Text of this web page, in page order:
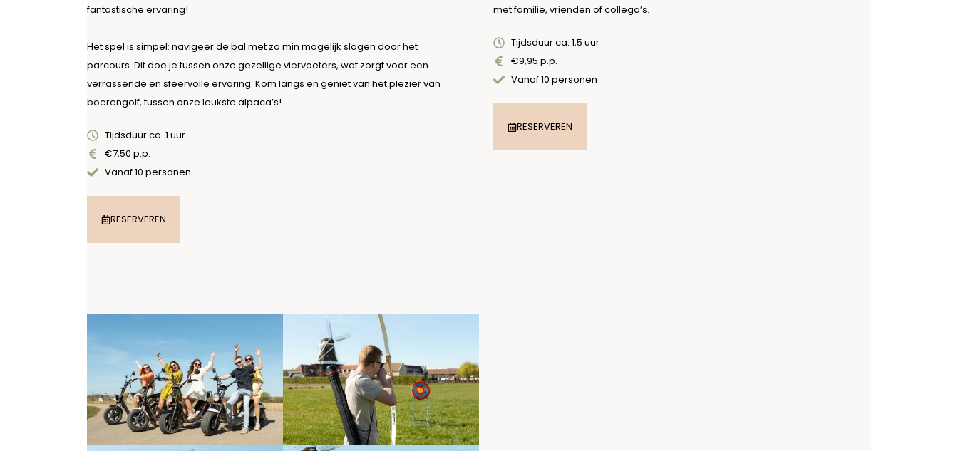
fantastische ervaring!
Het spel is simpel: navigeer de bal met zo min mogelijk slagen door het
parcours. Dit doe je tussen onze gezellige viervoeters, wat zorgt voor een
verrassende en sfeervolle ervaring. Kom langs en geniet van het plezier van
boerengolf, tussen onze leukste alpaca’s!
Tijdsduur ca. 1 uur
€7,50 p.p.
Vanaf 10 personen
RESERVEREN
met familie, vrienden of collega’s.
Tijdsduur ca. 1,5 uur
€9,95 p.p.
Vanaf 10 personen
RESERVEREN